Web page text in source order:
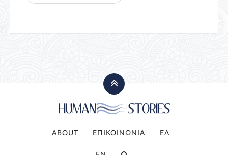
ABOUT ΕΠΙΚΟΙΝΩΝΙΑ ΕΛ